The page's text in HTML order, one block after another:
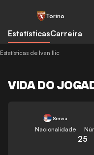
Torino
EstatísticasCarreira
Estatísticas de Ivan Ilic
VIDA DO
Sérvia
Nacionalidade
25